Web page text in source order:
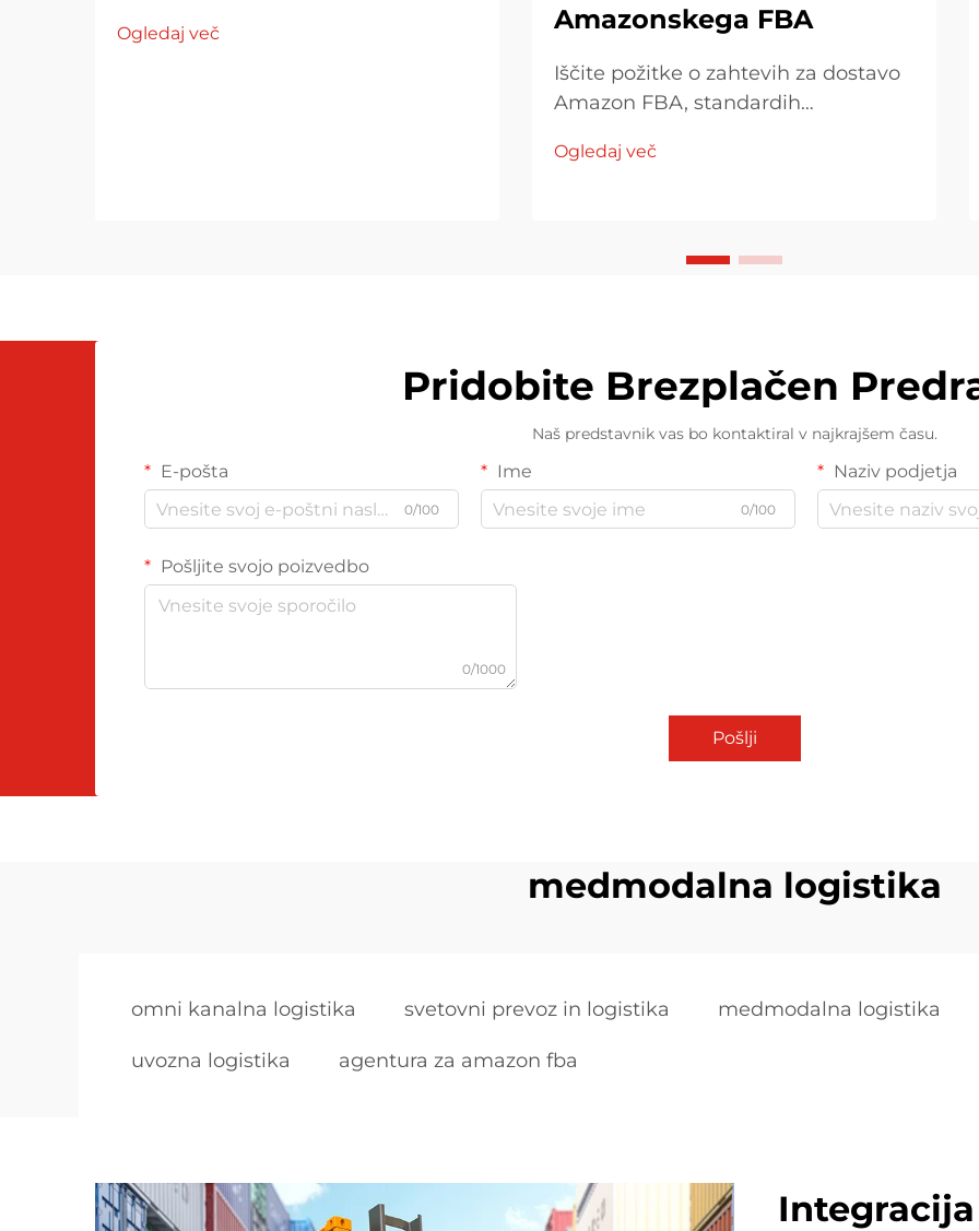
Ogledaj več
Amazonskega FBA
Iščite požitke o zahtevih za dostavo
Amazon FBA, standardih
nadzor stroškov. Najdite, kako se
upravljati z dajatkmi.
Ogledaj več
Pridobite Brezplačen
Naš predstavnik vas bo kontaktiral v najkrajšem času.
E-pošta
0/100
Ime
0/100
Naziv podjetja
Pošljite svojo poizvedbo
0/1000
Pošlji
medmodalna logistika
omni kanalna logistika svetovni prevoz in logistika medmodalna logistika
uvozna logistika agentura za amazon fba